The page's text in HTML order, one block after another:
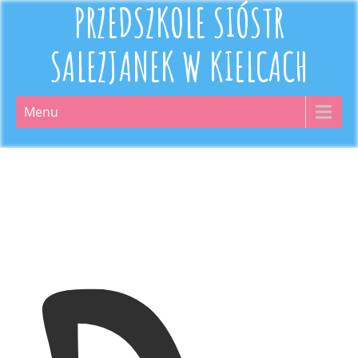
PRZEDSZKOLE SIÓSTR
SALEZJANEK W KIELCACH
Menu